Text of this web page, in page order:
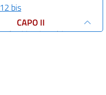
12 bis
CAPO II
Amministrazione sobria